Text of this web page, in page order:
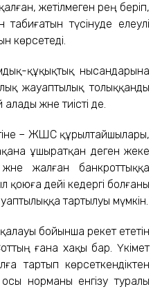
жетілмеген рең беріп,
табиғатын түсінуде елеулі
көрсетеді.
құқықтық нысандарына
жауаптылық толыққанды
және тиісті де.
– ЖШС құрылтайшылары,
ұшыратқан деген жеке
және жалған банкроттыққа
әдейі кедергі болғаны
тартылуы мүмкін.
бойынша әрекет ететін
ғана хақы бар. Үкімет
тартып көрсеткендіктен
норманы енгізу туралы